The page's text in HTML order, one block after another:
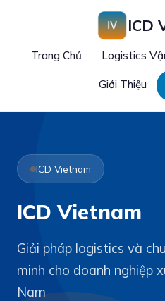
ICD
Trang Chủ Logistics
Giới Thiệu
ICD Vietnam
ICD Vietnam
Giải pháp logistics và
minh cho doanh nghiệp
Nam